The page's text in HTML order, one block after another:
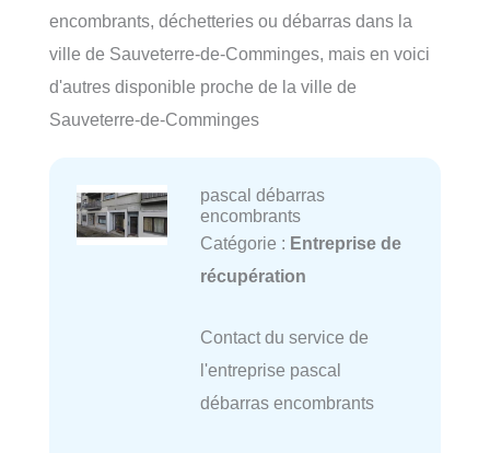
encombrants, déchetteries ou débarras dans la
ville de Sauveterre-de-Comminges, mais en voici
d'autres disponible proche de la ville de
Sauveterre-de-Comminges
pascal débarras
encombrants
Catégorie : Entreprise de
récupération
Contact du service de
l'entreprise pascal
débarras encombrants